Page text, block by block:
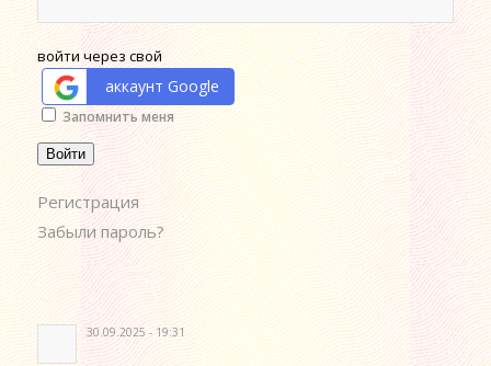
войти через свой
аккаунт Google
Alternative:
Запомнить меня
Войти
Регистрация
Забыли пароль?
30.09.2025 - 19:31